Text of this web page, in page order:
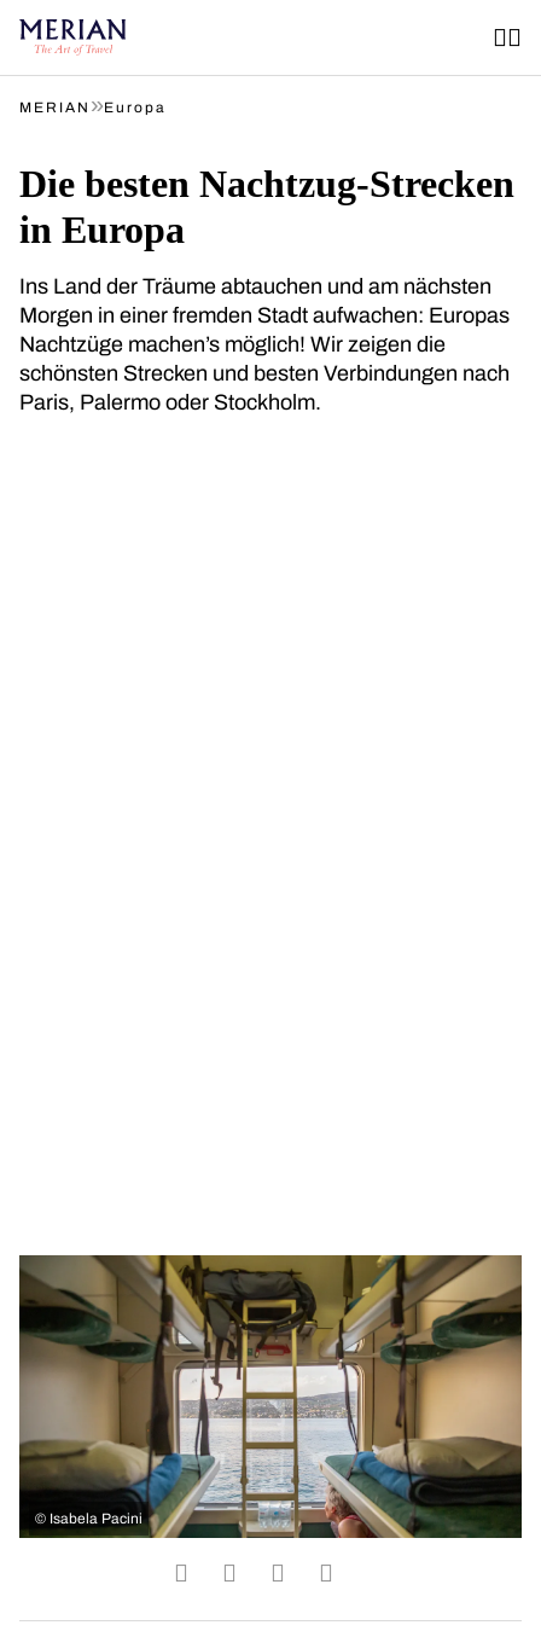
MERIAN »Europa
Die besten Nachtzug-Strecken
in Europa
Ins Land der Träume abtauchen und am nächsten
Morgen in einer fremden Stadt aufwachen: Europas
Nachtzüge machen’s möglich! Wir zeigen die
schönsten Strecken und besten Verbindungen nach
Paris, Palermo oder Stockholm.
© Isabela Pacini